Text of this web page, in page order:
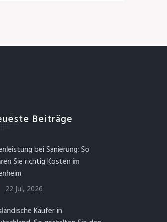
Beiträge
bei Sanierung: So
Sie richtig Kosten im
22 Jul, 2026
Käufer in